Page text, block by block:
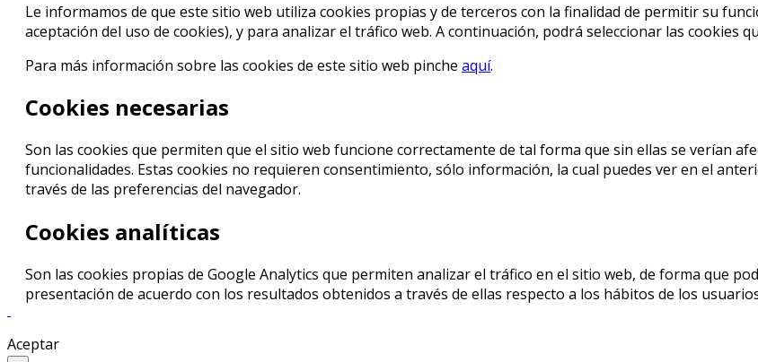
Le informamos de que este sitio web utiliza cookies propias y de terceros con la finalidad de permitir su
aceptación del uso de cookies), y para analizar el tráfico web. A continuación, podrá seleccionar las cookies
Para más información sobre las cookies de este sitio web pinche aquí.
Cookies necesarias
Son las cookies que permiten que el sitio web funcione correctamente de tal forma que sin ellas se verían
funcionalidades. Estas cookies no requieren consentimiento, sólo información, la cual puedes ver en el
través de las preferencias del navegador.
Cookies analíticas
Son las cookies propias de Google Analytics que permiten analizar el tráfico en el sitio web, de forma que
presentación de acuerdo con los resultados obtenidos a través de ellas respecto a los hábitos de los
Aceptar